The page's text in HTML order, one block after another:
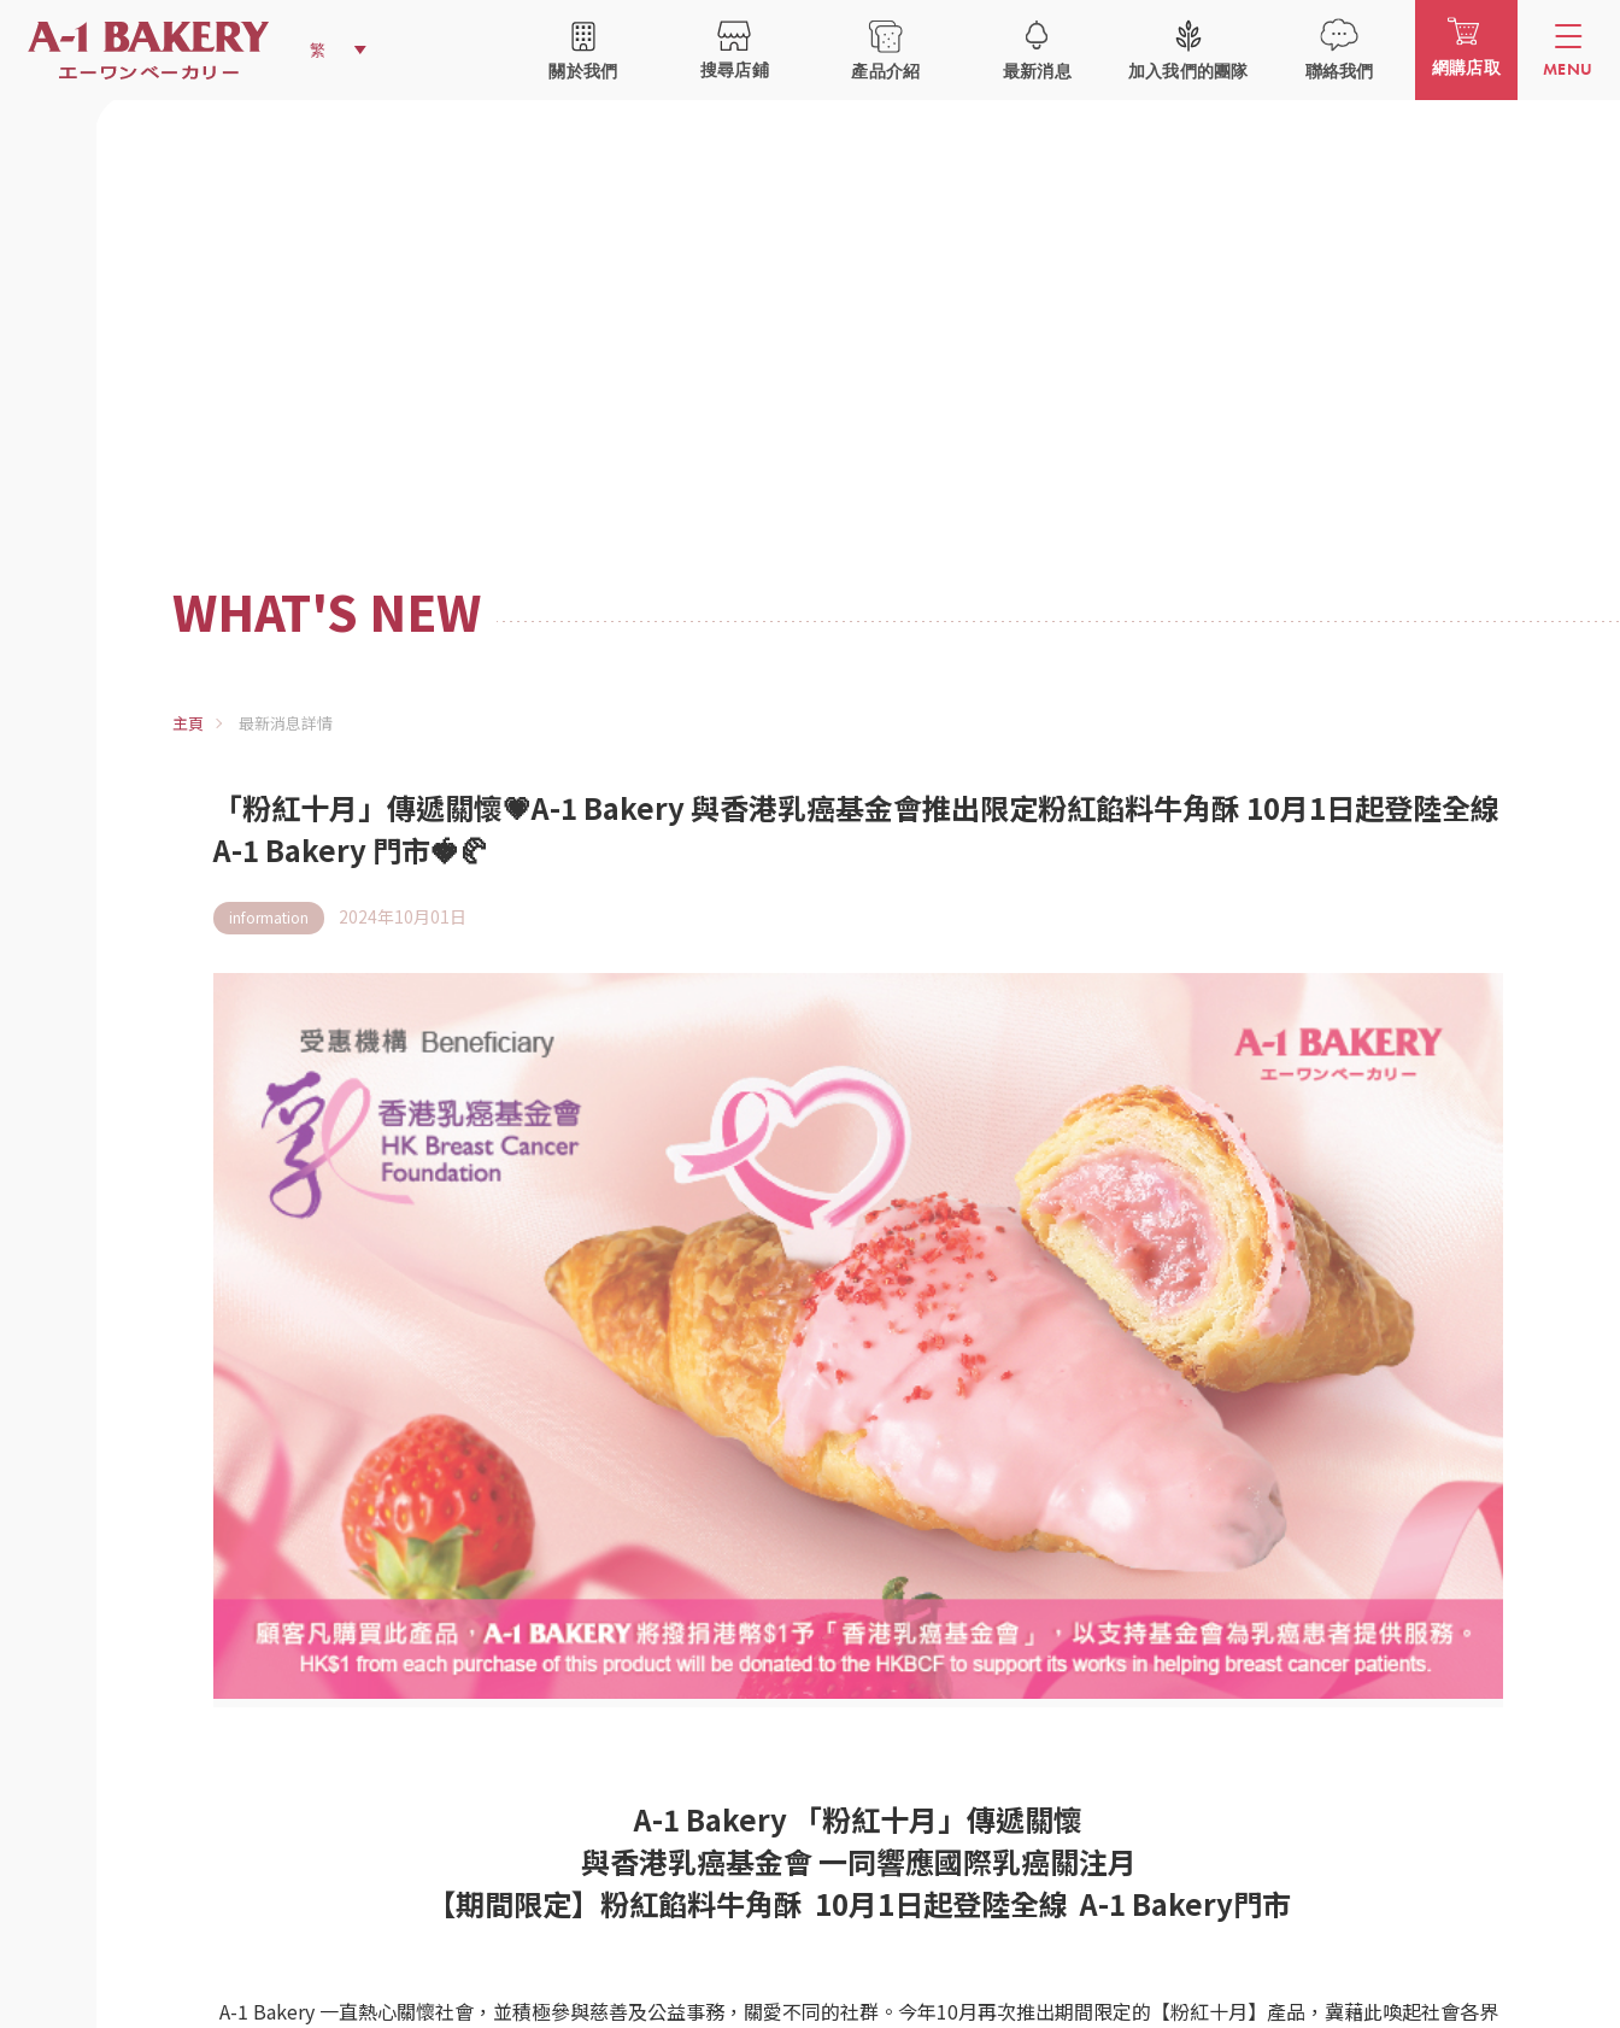
關於我們 搜尋店鋪 產品介紹 最新消息 加入我們的團隊 聯絡我們 網購店取 MENU
WHAT'S NEW
主頁 最新消息詳情
「粉紅十月」傳遞關懷💗A-1 Bakery 與香港乳癌基金會推出限定粉紅餡料牛角酥 10月1日起登陸全線
A-1 Bakery 門市🍓🥐
information 2024年10月01日
A-1 Bakery 「粉紅十月」傳遞關懷
與香港乳癌基金會 一同響應國際乳癌關注月
【期間限定】粉紅餡料牛角酥 10月1日起登陸全線 A-1 Bakery門市
A-1 Bakery 一直熱心關懷社會，並積極參與慈善及公益事務，關愛不同的社群。今年10月再次推出期間限定的【粉紅十月】產品，冀藉此喚起社會各界